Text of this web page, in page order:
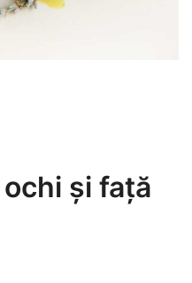
și față